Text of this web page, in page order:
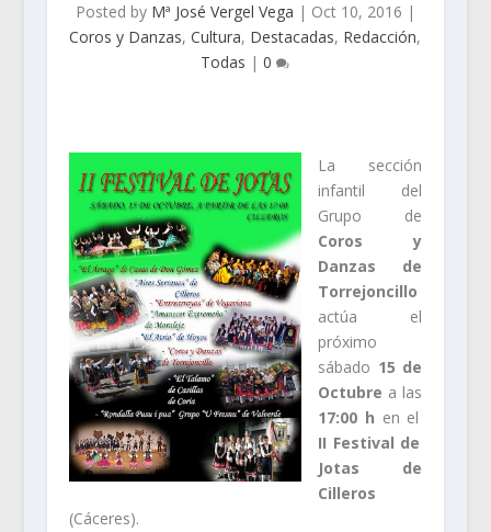
Posted by Mª José Vergel Vega | Oct 10, 2016 |
Coros y Danzas,Cultura, Destacadas, Redacción,
Todas |0
La sección
infantil del
Grupo de
Coros y
Danzas de
Torrejoncillo
actúa el
próximo
sábado 15 de
Octubre a las
17:00 h en el
II Festival de
Jotas de
Cilleros
(Cáceres).